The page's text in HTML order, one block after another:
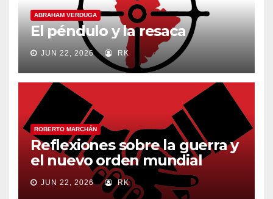
ABRAHAM VERDUGA
El péndulo y la resaca
JUN 22, 2026 RK
ROBERTO MARCHÁN
Reflexiones sobre la guerra y
el nuevo orden mundial
JUN 22, 2026 RK